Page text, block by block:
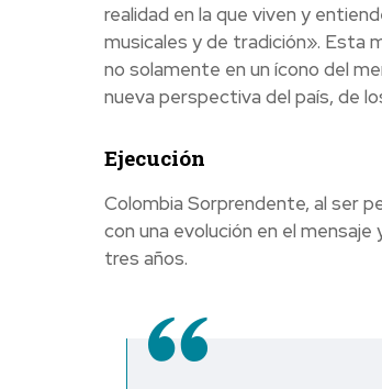
realidad en la que viven y
musicales y de tradición». Esta
no solamente en un ícono del
nueva perspectiva del país, de
Ejecución
Colombia Sorprendente, al ser
con una evolución en el
tres años.